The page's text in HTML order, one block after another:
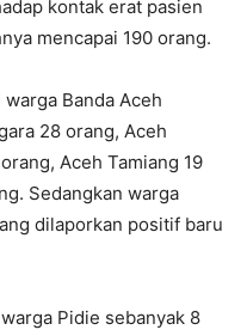
kontak erat pasien
mencapai 190 orang.
Banda Aceh
28 orang, Aceh
Aceh Tamiang 19
Sedangkan warga
dilaporkan positif baru
Pidie sebanyak 8